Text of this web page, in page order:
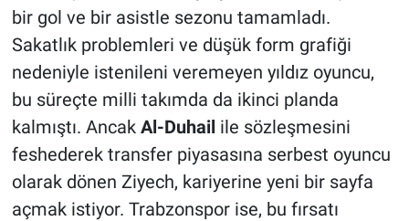
bir gol ve bir asistle sezonu tamamladı.
Sakatlık problemleri ve düşük form grafiği
nedeniyle istenileni veremeyen yıldız oyuncu,
bu süreçte milli takımda da ikinci planda
kalmıştı. Ancak Al-Duhail ile sözleşmesini
feshederek transfer piyasasına serbest oyuncu
olarak dönen Ziyech, kariyerine yeni bir sayfa
açmak istiyor. Trabzonspor ise, bu fırsatı